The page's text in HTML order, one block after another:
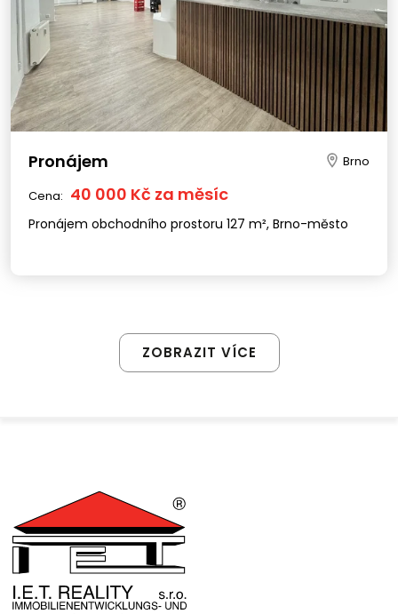
Pronájem Brno
Cena: 40 000 Kč za měsíc
Pronájem obchodního prostoru 127 m², Brno-město
ZOBRAZIT VÍCE